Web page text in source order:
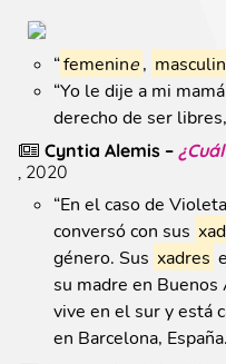
“femenine , masculin
“Yo le dije a mi
derecho de ser
Cyntia Alemis –
, 2020
“En el caso de
conversó con sus
género. Sus xadres
su madre en
vive en el sur y está
en Barcelona, España.